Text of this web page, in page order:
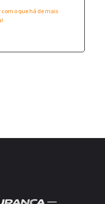
o que há de mais